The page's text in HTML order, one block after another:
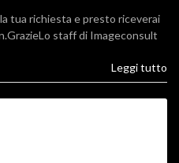
tua richiesta e presto riceverai
staff di Imageconsult
Leggi tutto